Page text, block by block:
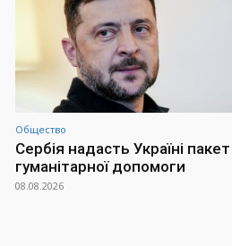
Общество
Сербія надасть Україні пакет
гуманітарної допомоги
08.08.2026